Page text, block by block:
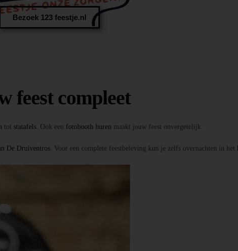
Bezoek 123 feestje.nl
feest compleet
tot statafels . Ook een fotobooth huren maakt jouw feest onvergetelijk.
De Druiventros . Voor een complete feestbeleving kun je zelfs overnachten in het